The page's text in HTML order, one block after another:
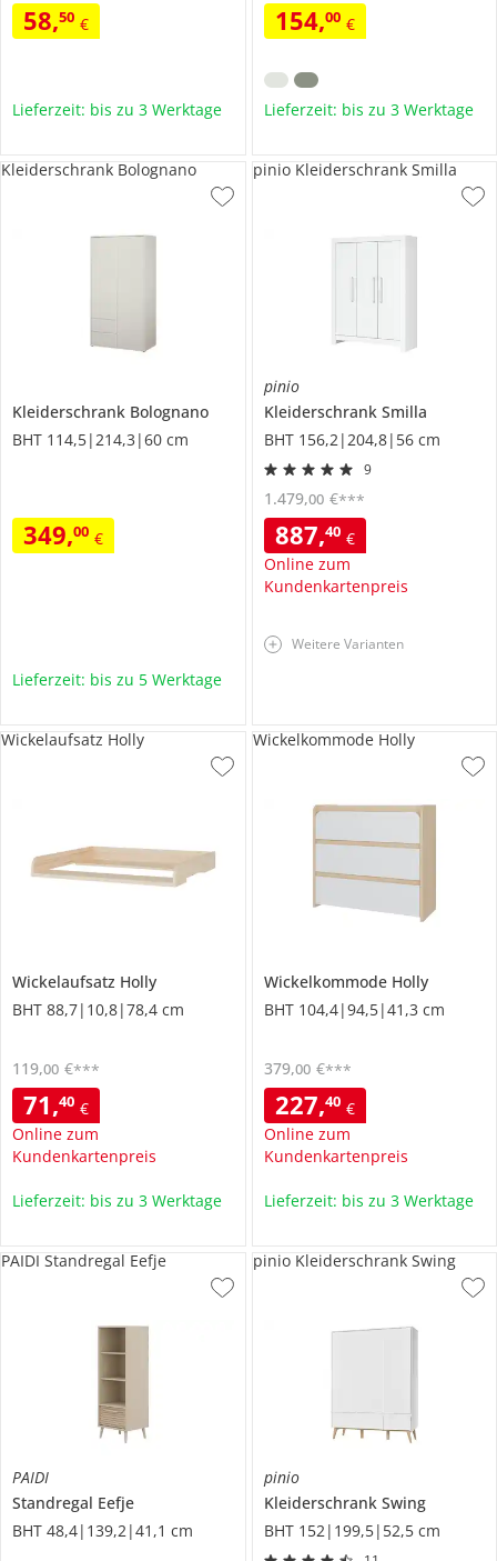
58,50 €
Lieferzeit: bis zu 3 Werktage
154,00 €
Lieferzeit: bis zu 3 Werktage
Kleiderschrank Bolognano
BHT 114,5|214,3|60 cm
349,00 €
Kleiderschrank Bolognano
Lieferzeit: bis zu 5 Werktage
pinio
Kleiderschrank Smilla
BHT 156,2|204,8|56 cm
9
887,40 €
Online zum
Kundenkartenpreis
1.479,00 €***
pinio Kleiderschrank Smilla
Weitere Varianten
Wickelaufsatz Holly
BHT 88,7|10,8|78,4 cm
71,40 €
Online zum
Kundenkartenpreis
119,00 €***
Wickelaufsatz Holly
Lieferzeit: bis zu 3 Werktage
Wickelkommode Holly
BHT 104,4|94,5|41,3 cm
227,40 €
Online zum
Kundenkartenpreis
379,00 €***
Wickelkommode Holly
Lieferzeit: bis zu 3 Werktage
PAIDI
Standregal Eefje
BHT 48,4|139,2|41,1 cm
PAIDI Standregal Eefje
pinio
Kleiderschrank Swing
BHT 152|199,5|52,5 cm
pinio Kleiderschrank Swing